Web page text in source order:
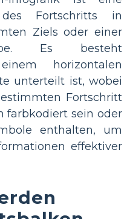
Fortschritts in
Ziels oder einer
Es besteht
horizontalen
unterteilt ist, wobei
Fortschritt
farbkodiert sein oder
enthalten, um
effektiver